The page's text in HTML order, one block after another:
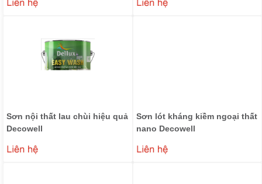
0₫ 0₫
Sơn nội thất lau chùi hiệu quả
Decowell
0₫
Sơn lót kháng kiềm ngoại thất
nano Decowell
0₫